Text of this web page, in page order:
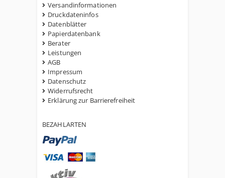
Versandinformationen
Druckdateninfos
Datenblätter
Papierdatenbank
Berater
Leistungen
AGB
Impressum
Datenschutz
Widerrufsrecht
Erklärung zur Barrierefreiheit
BEZAHLARTEN